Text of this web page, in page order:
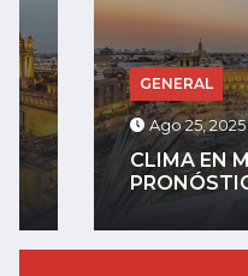
GENERAL
Ago 25, 2025
CLIMA EN
PRONÓSTICO